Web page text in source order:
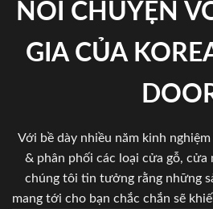
NÓI CHUYỆN
GIA CỦA
Với bề dày nhiều năm kinh
& phân phối các loại cửa gỗ, cửa
chúng tôi tin tưởng rằng những
mang tới cho bạn chắc chắn sẽ